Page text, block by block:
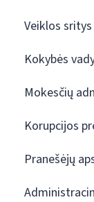
Veiklos sritys
Kokybės
Mokesčių
Korupcijos
Pranešėjų